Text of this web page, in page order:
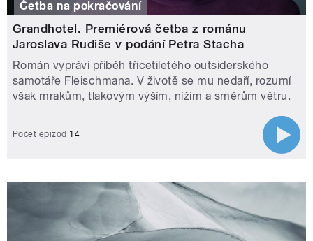
Četba na pokračování
Grandhotel. Premiérová četba z románu
Jaroslava Rudiše v podání Petra Stacha
Román vypráví příběh třicetiletého outsiderského
samotáře Fleischmana. V životě se mu nedaří, rozumí
však mrakům, tlakovým výším, nížím a směrům větru.
Počet epizod 14